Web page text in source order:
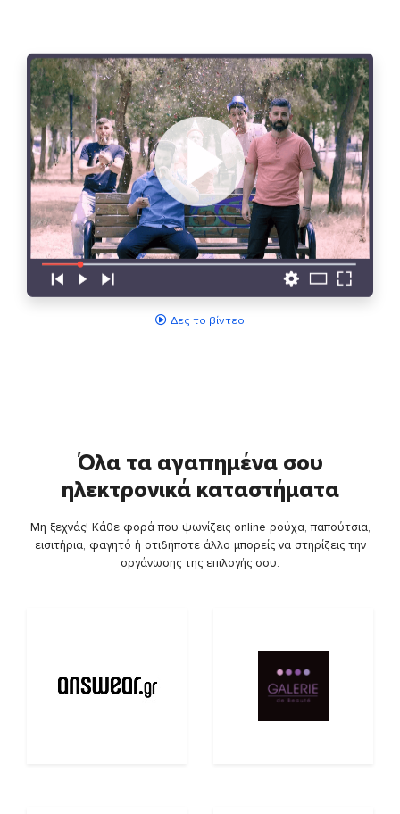
Δες το βίντεο
Όλα τα αγαπημένα σου
ηλεκτρονικά καταστήματα
Μη ξεχνάς! Κάθε φορά που ψωνίζεις online ρούχα, παπούτσια,
εισιτήρια, φαγητό ή οτιδήποτε άλλο μπορείς να στηρίζεις την
οργάνωσης της επιλογής σου.